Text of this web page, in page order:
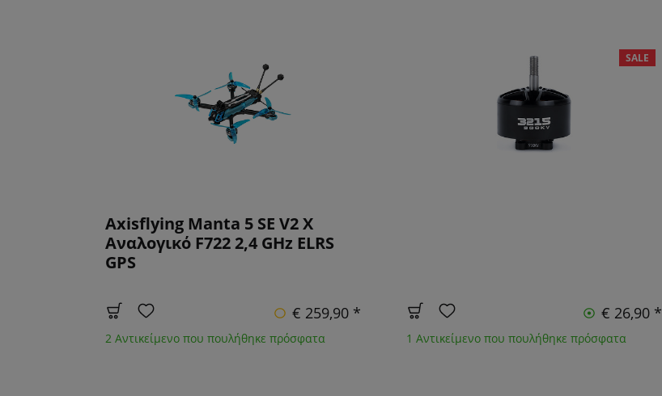
Axisflying Manta 5 SE V2 X
Αναλογικό F722 2,4 GHz ELRS
GPS
€ 259,90 *
2 Αντικείμενο που πουλήθηκε πρόσφατα
SALE
€ 26,90 *
1 Αντικείμενο που πουλήθηκε πρόσφατα